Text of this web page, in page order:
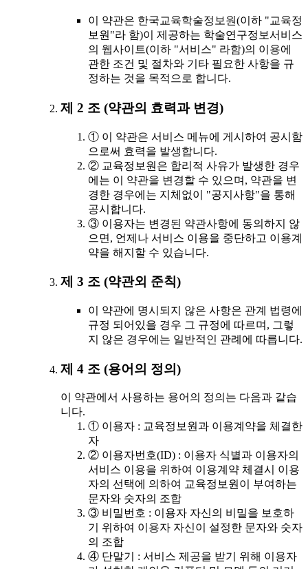
이 약관은 한국교육학술정보원(이하 "교육정
보원"라 함)이 제공하는 학술연구정보서비스
의 웹사이트(이하 "서비스" 라함)의 이용에
관한 조건 및 절차와 기타 필요한 사항을 규
정하는 것을 목적으로 합니다.
제 2 조 (약관의 효력과 변경)
① 이 약관은 서비스 메뉴에 게시하여 공시함
으로써 효력을 발생합니다.
② 교육정보원은 합리적 사유가 발생한 경우
에는 이 약관을 변경할 수 있으며, 약관을 변
경한 경우에는 지체없이 "공지사항"을 통해
공시합니다.
③ 이용자는 변경된 약관사항에 동의하지 않
으면, 언제나 서비스 이용을 중단하고 이용계
약을 해지할 수 있습니다.
제 3 조 (약관외 준칙)
이 약관에 명시되지 않은 사항은 관계 법령에
규정 되어있을 경우 그 규정에 따르며, 그렇
지 않은 경우에는 일반적인 관례에 따릅니다.
제 4 조 (용어의 정의)
이 약관에서 사용하는 용어의 정의는 다음과 같습
니다.
① 이용자 : 교육정보원과 이용계약을 체결한
자
② 이용자번호(ID) : 이용자 식별과 이용자의
서비스 이용을 위하여 이용계약 체결시 이용
자의 선택에 의하여 교육정보원이 부여하는
문자와 숫자의 조합
③ 비밀번호 : 이용자 자신의 비밀을 보호하
기 위하여 이용자 자신이 설정한 문자와 숫자
의 조합
④ 단말기 : 서비스 제공을 받기 위해 이용자